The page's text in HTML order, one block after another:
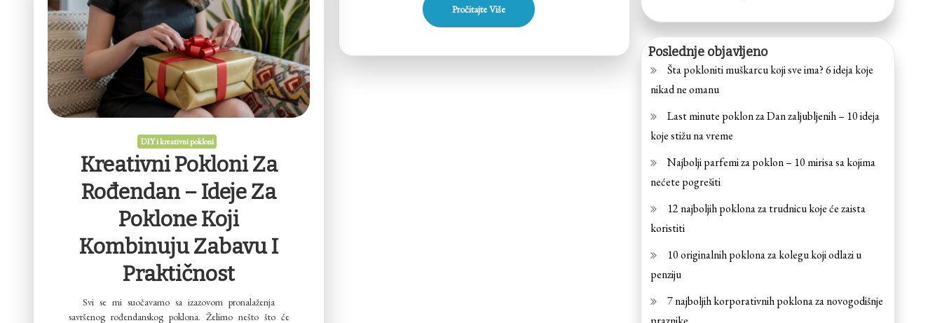
Pročitajte Više
DIY i kreativni pokloni
Kreativni Pokloni Za
Rođendan – Ideje Za
Poklone Koji
Kombinuju Zabavu I
Praktičnost
Svi se mi suočavamo sa izazovom pronalaženja
savršenog rođendanskog poklona. Želimo nešto što će
Poslednje objavljeno
Šta pokloniti muškarcu koji sve ima? 6 ideja koje
nikad ne omanu
Last minute poklon za Dan zaljubljenih – 10 ideja
koje stižu na vreme
Najbolji parfemi za poklon – 10 mirisa sa kojima
nećete pogrešiti
12 najboljih poklona za trudnicu koje će zaista
koristiti
10 originalnih poklona za kolegu koji odlazi u
penziju
7 najboljih korporativnih poklona za novogodišnje